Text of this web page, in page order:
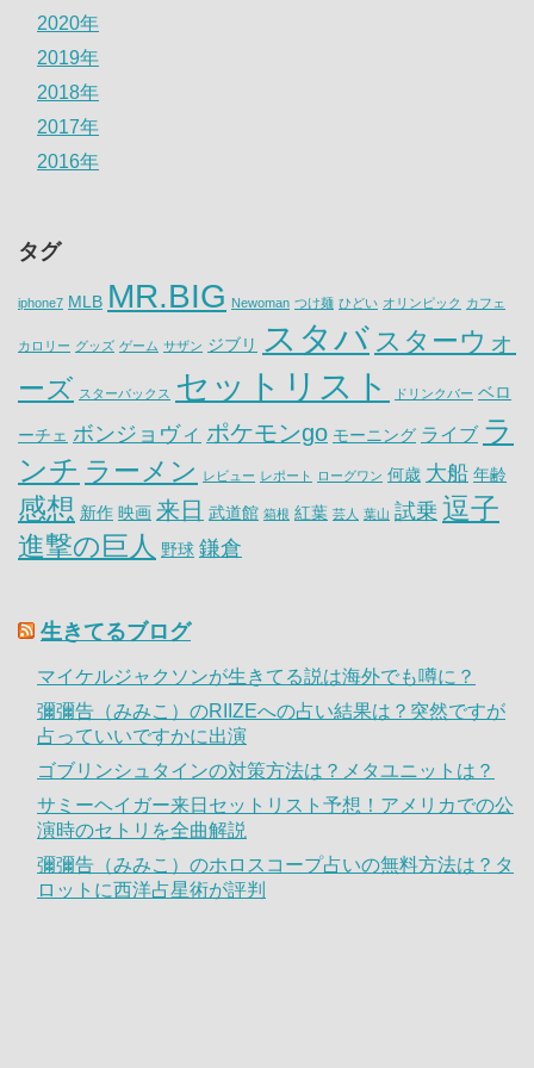
2020年
2019年
2018年
2017年
2016年
タグ
iphone7 MLB MR.BIG Newoman つけ麺 ひどい オリンピック カフェ
カロリー グッズ ゲーム サザン ジブリ スタバ スターウォ
ーズ スターバックス セットリスト ドリンクバー ベロ
ーチェ ボンジョヴィ ポケモンgo モーニング ライブ ラ
ンチ ラーメン レビュー レポート ローグワン 何歳 大船 年齢
感想 新作 映画 来日 武道館 箱根 紅葉 芸人 葉山 試乗 逗子
進撃の巨人 野球 鎌倉
生きてるブログ
マイケルジャクソンが生きてる説は海外でも噂に？
彌彌告（みみこ）のRIIZEへの占い結果は？突然ですが
占っていいですかに出演
ゴブリンシュタインの対策方法は？メタユニットは？
サミーヘイガー来日セットリスト予想！アメリカでの公
演時のセトリを全曲解説
彌彌告（みみこ）のホロスコープ占いの無料方法は？タ
ロットに西洋占星術が評判